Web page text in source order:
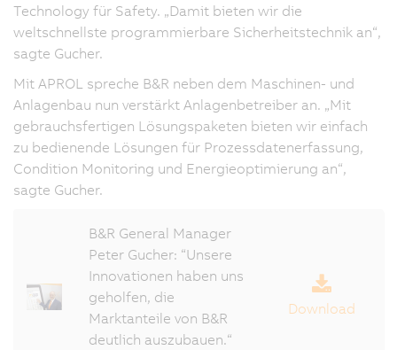
Technology für Safety. „Damit bieten wir die
weltschnellste programmierbare Sicherheitstechnik an“,
sagte Gucher.
Mit APROL spreche B&R neben dem Maschinen- und
Anlagenbau nun verstärkt Anlagenbetreiber an. „Mit
gebrauchsfertigen Lösungspaketen bieten wir einfach
zu bedienende Lösungen für Prozessdatenerfassung,
Condition Monitoring und Energieoptimierung an“,
sagte Gucher.
B&R General Manager
Peter Gucher: “Unsere
Innovationen haben uns
geholfen, die
Marktanteile von B&R
deutlich auszubauen.“
Download